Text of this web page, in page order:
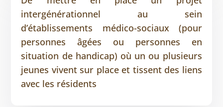
intergénérationnel au sein
d’établissements médico-sociaux (pour
personnes âgées ou personnes en
situation de handicap) où un ou plusieurs
jeunes vivent sur place et tissent des liens
avec les résidents